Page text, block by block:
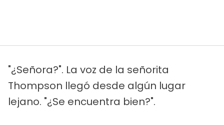
"¿Señora?". La voz de la señorita
Thompson llegó desde algún lugar
lejano. "¿Se encuentra bien?".